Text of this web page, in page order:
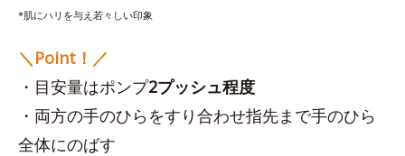
*肌にハリを与え若々しい印象
＼Point！／
・目安量はポンプ2プッシュ程度
・両方の手のひらをすり合わせ指先まで手のひら
全体にのばす